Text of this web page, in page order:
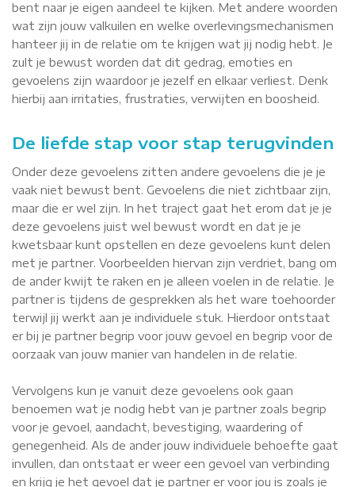
bent naar je eigen aandeel te kijken. Met andere woorden
wat zijn jouw valkuilen en welke overlevingsmechanismen
hanteer jij in de relatie om te krijgen wat jij nodig hebt. Je
zult je bewust worden dat dit gedrag, emoties en
gevoelens zijn waardoor je jezelf en elkaar verliest. Denk
hierbij aan irritaties, frustraties, verwijten en boosheid.
De liefde stap voor stap terugvinden
Onder deze gevoelens zitten andere gevoelens die je je
vaak niet bewust bent. Gevoelens die niet zichtbaar zijn,
maar die er wel zijn. In het traject gaat het erom dat je je
deze gevoelens juist wel bewust wordt en dat je je
kwetsbaar kunt opstellen en deze gevoelens kunt delen
met je partner. Voorbeelden hiervan zijn verdriet, bang om
de ander kwijt te raken en je alleen voelen in de relatie. Je
partner is tijdens de gesprekken als het ware toehoorder
terwijl jij werkt aan je individuele stuk. Hierdoor ontstaat
er bij je partner begrip voor jouw gevoel en begrip voor de
oorzaak van jouw manier van handelen in de relatie.
Vervolgens kun je vanuit deze gevoelens ook gaan
benoemen wat je nodig hebt van je partner zoals begrip
voor je gevoel, aandacht, bevestiging, waardering of
genegenheid. Als de ander jouw individuele behoefte gaat
invullen, dan ontstaat er weer een gevoel van verbinding
en krijg je het gevoel dat je partner er voor jou is zoals je